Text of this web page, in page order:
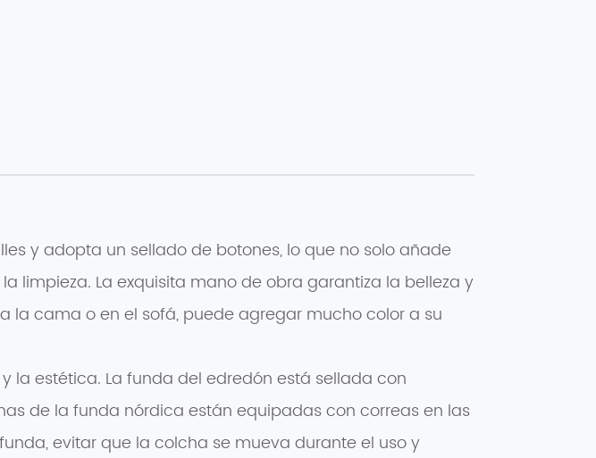
y adopta un sellado de botones, lo que no solo añade
limpieza. La exquisita mano de obra garantiza la belleza y
cama o en el sofá, puede agregar mucho color a su
estética. La funda del edredón está sellada con
de la funda nórdica están equipadas con correas en las
evitar que la colcha se mueva durante el uso y